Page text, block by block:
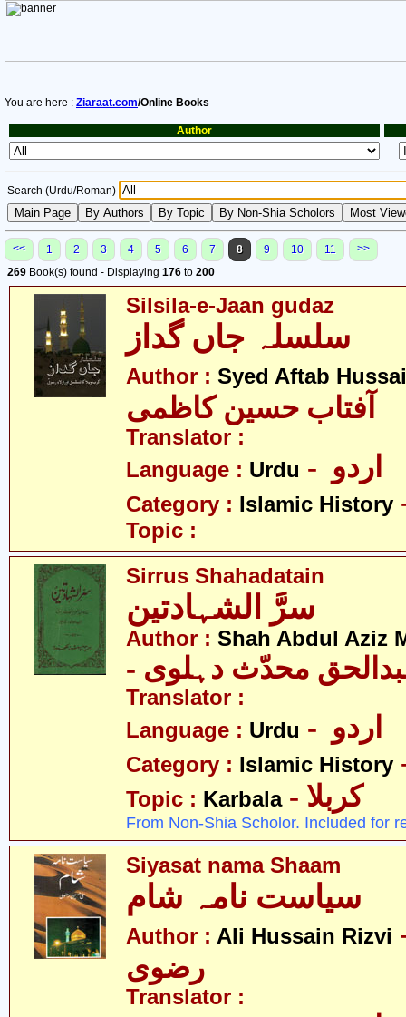
You are here : Ziaraat.com/Online Books
Author
Search (Urdu/Roman)
<< 1 2 3 4 5 6 7 8 9 10 11
>>
269 Book(s) found - Displaying 176 to 200
Silsila-e-Jaan gudaz
Author : Syed Aftab
آفتاب حسین کاظمی
Translator :
Language : Urdu
Category : Islamic History
Topic :
Sirrus Shahadatain
Author : Shah Abdul Aziz
محدّث دہلوی
Translator :
Language : Urdu
Category : Islamic History
Topic : Karbala - کربلا
From Non-Shia Scholor. Included for
Siyasat nama Shaam
Author : Ali Hussain Rizvi
Translator :